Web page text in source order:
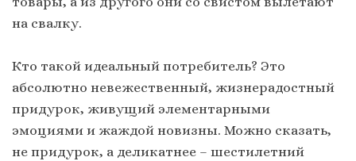
на свалку.
Кто такой идеальный потребитель? Это
абсолютно невежественный, жизнерадостный
придурок, живущий элементарными
эмоциями и жаждой новизны. Можно сказать,
не придурок, а деликатнее – шестилетний